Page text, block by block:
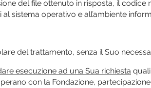
del file ottenuto in risposta, il
sistema operativo e all’ambiente
del trattamento, senza il Suo
esecuzione ad una Sua richiesta
con la Fondazione,